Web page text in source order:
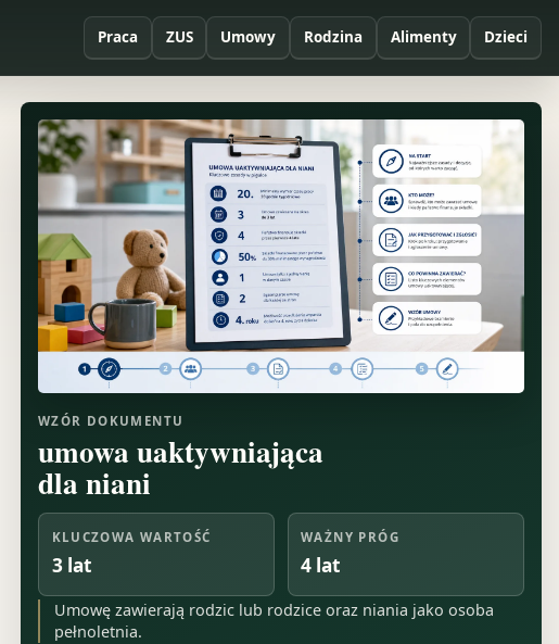
Praca ZUS Umowy Rodzina Alimenty Dzieci
WZÓR DOKUMENTU
umowa uaktywniająca
dla niani
KLUCZOWA WARTOŚĆ
3 lat
WAŻNY PRÓG
4 lat
Umowę zawierają rodzic lub rodzice oraz niania jako osoba
pełnoletnia.